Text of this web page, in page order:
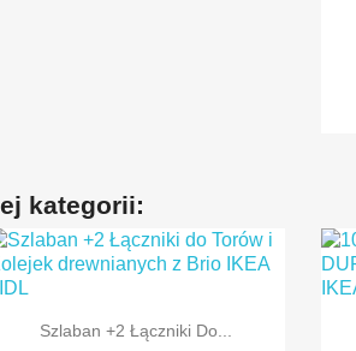
kategorii:
 Szybki podgląd
Szlaban +2 Łączniki Do...